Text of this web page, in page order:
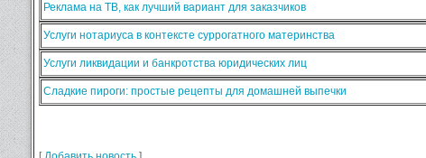
Реклама на ТВ, как лучший вариант для заказчиков
Услуги нотариуса в контексте суррогатного материнства
Услуги ликвидации и банкротства юридических лиц
Сладкие пироги: простые рецепты для домашней выпечки